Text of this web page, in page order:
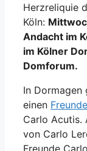
Herzreliquie
Köln:
Andacht im
im Kölner
Domforum.
In Dormagen
einen
Carlo Acutis.
von Carlo